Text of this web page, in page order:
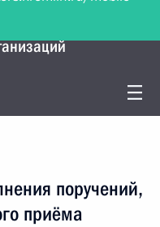
с
поручений,
приёма